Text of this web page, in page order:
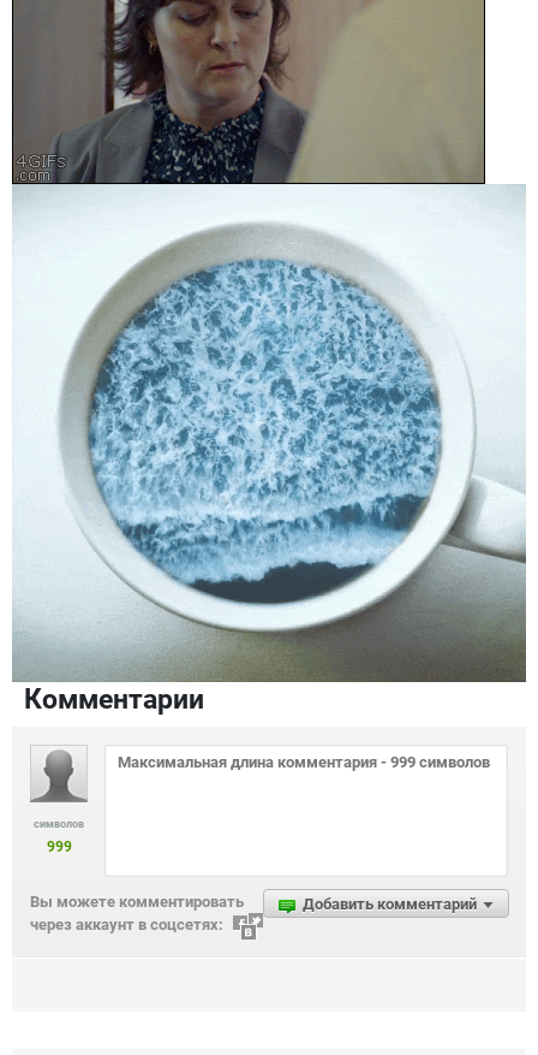
Комментарии
символов
999
Добавить комментарий
Вы можете комментировать
через аккаунт в соцсетях: